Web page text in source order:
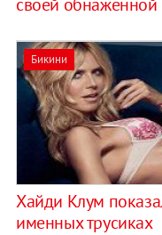
Бикини
Хайди Клум
именных трусиках